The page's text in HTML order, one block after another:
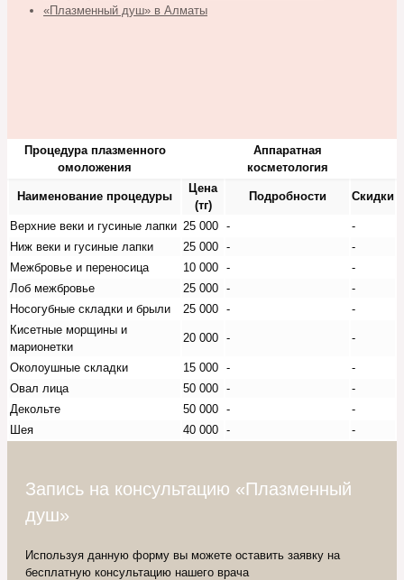
«Плазменный душ» в Алматы
Процедура плазменного
омоложения
Аппаратная
косметология
Наименование процедуры
Цена
(тг)
Подробности Скидки
Верхние веки и гусиные лапки 25 000 -
-
Ниж веки и гусиные лапки
25 000 -
-
Межбровье и переносица
10 000 -
-
Лоб межбровье
25 000 -
-
Носогубные складки и брыли
25 000 -
-
Кисетные морщины и
марионетки
20 000 - -
Околоушные складки 15 000 -
-
Овал лица
50 000 -
-
Декольте
50 000 -
-
Шея
40 000 - -
Запись на консультацию «Плазменный
душ»
Используя данную форму вы можете оставить заявку на
бесплатную консультацию нашего врача